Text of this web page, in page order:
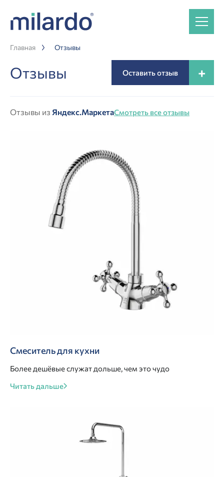
Главная Отзывы
Отзывы Оставить отзыв +
Отзывы из Яндекс.МаркетаСмотреть все отзывы
Смеситель для кухни
Более дешёвые служат дольше, чем это чудо
Читать дальше